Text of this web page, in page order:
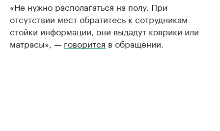
«Не нужно располагаться на полу. При
отсутствии мест обратитесь к сотрудникам
стойки информации, они выдадут коврики или
матрасы», — говорится в обращении.